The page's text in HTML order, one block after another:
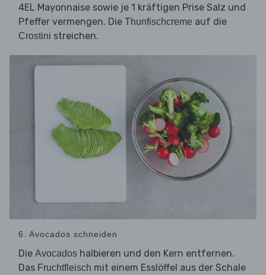
4EL Mayonnaise sowie je 1 kräftigen Prise Salz und
Pfeffer vermengen. Die Thunfischcreme auf die
Crostini streichen.
6. Avocados schneiden
Die Avocados halbieren und den Kern entfernen.
Das Fruchtfleisch mit einem Esslöffel aus der Schale